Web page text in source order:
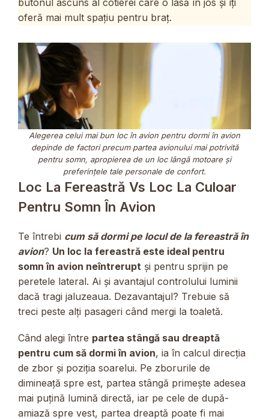
oferă mai mult spațiu pentru braț.
Alegerea celui mai bun loc în avion pentru dormi în avion
depinde de factori precum partea avionului mai potrivită
pentru somn, apropierea de un loc lângă motoare și
preferințele tale personale de confort.
Loc La Fereastră Vs Loc La Culoar
Pentru Somn În Avion
Te întrebi cum să dormi pe locul de la fereastră în
avion? Un loc la fereastră este ideal pentru
somn în avion neîntrerupt și pentru sprijin pe
peretele lateral. Ai și avantajul controlului luminii
dacă tragi jaluzeaua. Dezavantajul? Trebuie să
treci peste alți pasageri când mergi la toaletă.
Când alegi între partea stângă sau dreaptă
pentru cum să dormi în avion, ia în calcul direcția
de zbor și poziția soarelui. Pe zborurile de
dimineață spre est, partea stângă primește adesea
mai puțină lumină directă, iar pe cele de după-
amiază spre vest, partea dreaptă poate fi mai